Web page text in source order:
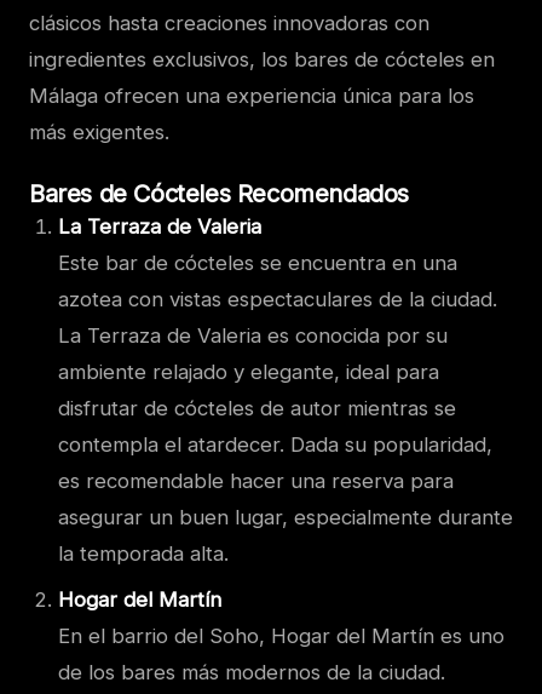
clásicos hasta creaciones innovadoras con
ingredientes exclusivos, los bares de cócteles en
Málaga ofrecen una experiencia única para los
más exigentes.
Bares de Cócteles Recomendados
La Terraza de Valeria
Este bar de cócteles se encuentra en una
azotea con vistas espectaculares de la ciudad.
La Terraza de Valeria es conocida por su
ambiente relajado y elegante, ideal para
disfrutar de cócteles de autor mientras se
contempla el atardecer. Dada su popularidad,
es recomendable hacer una reserva para
asegurar un buen lugar, especialmente durante
la temporada alta.
Hogar del Martín
En el barrio del Soho, Hogar del Martín es uno
de los bares más modernos de la ciudad.